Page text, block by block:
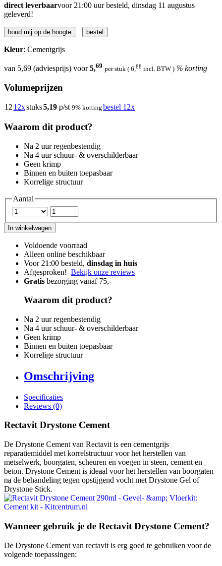
direct leverbaarvoor 21:00 uur besteld, dinsdag 11 augustus
geleverd!
houd mij op de hoogte bestel
Kleur: Cementgrijs
van 5,69 (adviesprijs) voor 5,69 per stuk ( 6,88 incl. BTW ) % korting
Volumeprijzen
1212xstuks5,19 p/st 9% korting bestel 12x
Waarom dit product?
Na 2 uur regenbestendig
Na 4 uur schuur- & overschilderbaar
Geen krimp
Binnen en buiten toepasbaar
Korrelige structuur
Aantal
In winkelwagen
Voldoende voorraad
Alleen online beschikbaar
Voor 21:00 besteld, dinsdag in huis
Afgesproken! Bekijk onze reviews
Gratis bezorging vanaf 75,-
Waarom dit product?
Na 2 uur regenbestendig
Na 4 uur schuur- & overschilderbaar
Geen krimp
Binnen en buiten toepasbaar
Korrelige structuur
Omschrijving
Specificaties
Reviews (0)
Rectavit Drystone Cement
De Drystone Cement van Rectavit is een cementgrijs
reparatiemiddel met korrelstructuur voor het herstellen van
metselwerk, boorgaten, scheuren en voegen in steen, cement en
beton. Drystone Cement is ideaal voor het herstellen van boorgaten
na de behandeling tegen opstijgend vocht met Drystone Gel of
Drystone Stick.
Wanneer gebruik je de Rectavit Drystone Cement?
De Drystone Cement van rectavit is erg goed te gebruiken voor de
volgende toepassingen: